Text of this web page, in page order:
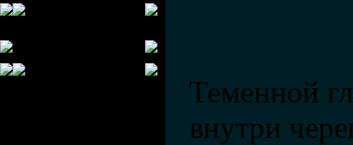
Теменной
внутри